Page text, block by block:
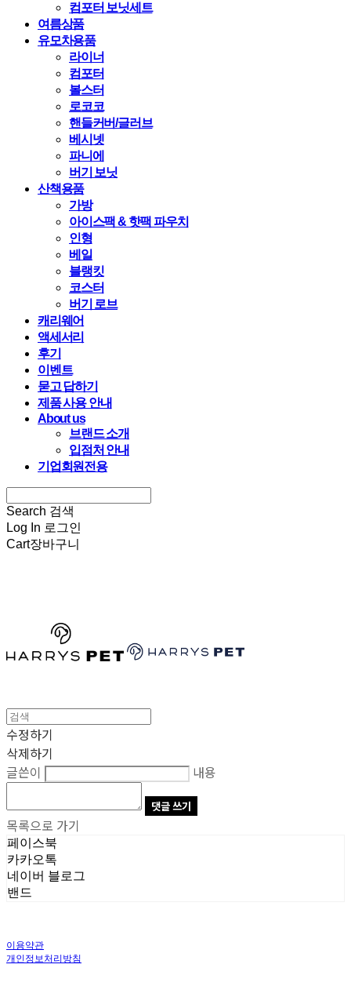
컴포터 보닛세트
여름상품
유모차용품
라이너
컴포터
볼스터
로코코
핸들커버/글러브
베시넷
파니에
버기 보닛
산책용품
가방
아이스팩 & 핫팩 파우치
인형
베일
블랭킷
코스터
버기 로브
캐리웨어
액세서리
후기
이벤트
묻고 답하기
제품 사용 안내
About us
브랜드 소개
입점처 안내
기업회원전용
Search 검색
Log In 로그인
Cart장바구니
수정하기
삭제하기
글쓴이
내용
댓글 쓰기
목록으로 가기
페이스북
카카오톡
네이버 블로그
밴드
이용약관
개인정보처리방침